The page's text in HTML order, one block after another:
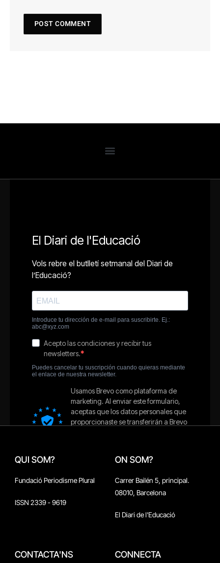
QUI SOM?
Fundació Periodisme Plural
ISSN 2339 - 9619
ON SOM?
Carrer Bailén 5, principal.
08010, Barcelona
El Diari de l'Educació
CONTACTA'NS CONNECTA